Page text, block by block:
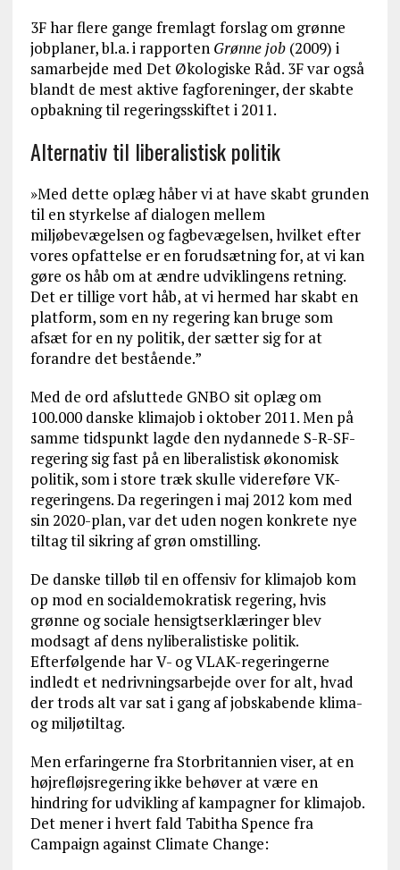
3F har flere gange fremlagt forslag om grønne
jobplaner, bl.a. i rapporten Grønne job(2009) i
samarbejde med Det Økologiske Råd. 3F var også
blandt de mest aktive fagforeninger, der skabte
opbakning til regeringsskiftet i 2011.
Alternativ til liberalistisk politik
»Med dette oplæg håber vi at have skabt grunden
til en styrkelse af dialogen mellem
miljøbevægelsen og fagbevægelsen, hvilket efter
vores opfattelse er en forudsætning for, at vi kan
gøre os håb om at ændre udviklingens retning.
Det er tillige vort håb, at vi hermed har skabt en
platform, som en ny regering kan bruge som
afsæt for en ny politik, der sætter sig for at
forandre det bestående.”
Med de ord afsluttede GNBO sit oplæg om
100.000 danske klimajob i oktober 2011. Men på
samme tidspunkt lagde den nydannede S-R-SF-
regering sig fast på en liberalistisk økonomisk
politik, som i store træk skulle videreføre VK-
regeringens. Da regeringen i maj 2012 kom med
sin 2020-plan, var det uden nogen konkrete nye
tiltag til sikring af grøn omstilling.
De danske tilløb til en offensiv for klimajob kom
op mod en socialdemokratisk regering, hvis
grønne og sociale hensigtserklæringer blev
modsagt af dens nyliberalistiske politik.
Efterfølgende har V- og VLAK-regeringerne
indledt et nedrivningsarbejde over for alt, hvad
der trods alt var sat i gang af jobskabende klima-
og miljøtiltag.
Men erfaringerne fra Storbritannien viser, at en
højrefløjsregering ikke behøver at være en
hindring for udvikling af kampagner for klimajob.
Det mener i hvert fald Tabitha Spence fra
Campaign against Climate Change: